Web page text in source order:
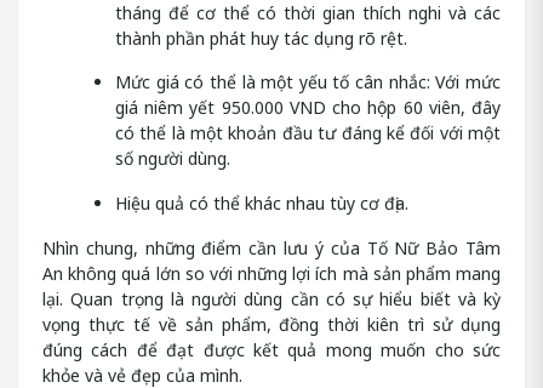
tháng để cơ thể có thời gian thích nghi và các
thành phần phát huy tác dụng rõ rệt.
Mức giá có thể là một yếu tố cân nhắc: Với mức
giá niêm yết 950.000 VND cho hộp 60 viên, đây
có thể là một khoản đầu tư đáng kể đối với một
số người dùng.
Hiệu quả có thể khác nhau tùy cơ địa.
Nhìn chung, những điểm cần lưu ý của Tố Nữ Bảo Tâm
An không quá lớn so với những lợi ích mà sản phẩm mang
lại. Quan trọng là người dùng cần có sự hiểu biết và kỳ
vọng thực tế về sản phẩm, đồng thời kiên trì sử dụng
đúng cách để đạt được kết quả mong muốn cho sức
khỏe và vẻ đẹp của mình.